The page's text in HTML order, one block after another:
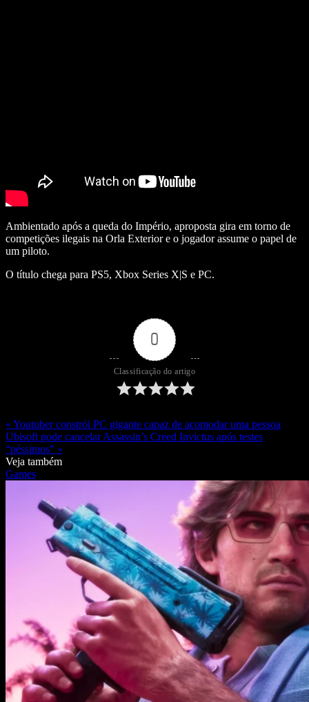
Ambientado após a queda do Império, aproposta gira em torno de
competições ilegais na Orla Exterior e o jogador assume o papel de
um piloto.
O título chega para PS5, Xbox Series X|S e PC.
0
Classificação do artigo
« Youtuber constrói PC gigante capaz de acomodar uma pessoa
Ubisoft pode cancelar Assassin’s Creed Invictus após testes
“péssimos” »
Veja também
Games